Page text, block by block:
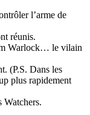
l’arme de
réunis.
Warlock… le vilain
(P.S. Dans les
plus rapidement
Watchers.